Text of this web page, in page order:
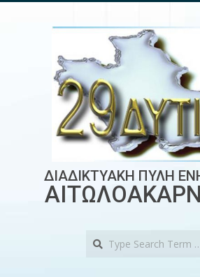
ΔΙΑΔΙΚΤΥΑΚΗ ΠΥΛΗ